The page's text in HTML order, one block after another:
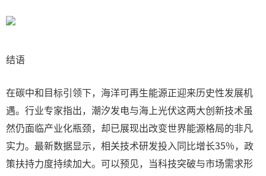
结语
在碳中和目标引领下，海洋可再生能源正迎来历史性发展机
遇。行业专家指出，潮汐发电与海上光伏这两大创新技术虽
然仍面临产业化瓶颈，却已展现出改变世界能源格局的非凡
实力。最新数据显示，相关技术研发投入同比增长35%，政
策扶持力度持续加大。可以预见，当科技突破与市场需求形